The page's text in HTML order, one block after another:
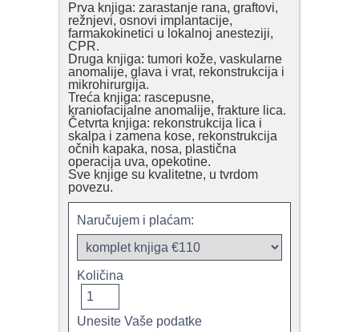
Prva knjiga: zarastanje rana, graftovi,
režnjevi, osnovi implantacije,
farmakokinetici u lokalnoj anesteziji,
CPR.
Druga knjiga: tumori kože, vaskularne
anomalije, glava i vrat, rekonstrukcija i
mikrohirurgija.
Treća knjiga: rascepusne,
kraniofacijalne anomalije, frakture lica.
Četvrta knjiga: rekonstrukcija lica i
skalpa i zamena kose, rekonstrukcija
očnih kapaka, nosa, plastična
operacija uva, opekotine.
Sve knjige su kvalitetne, u tvrdom
povezu.
Naručujem i plaćam:
Količina
Unesite Vaše podatke